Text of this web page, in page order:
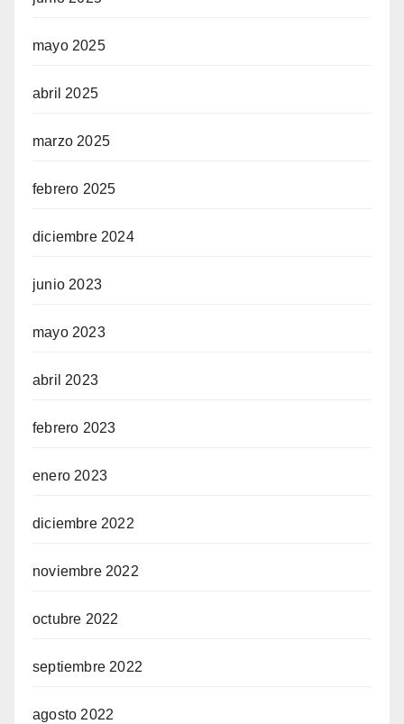
mayo 2025
abril 2025
marzo 2025
febrero 2025
diciembre 2024
junio 2023
mayo 2023
abril 2023
febrero 2023
enero 2023
diciembre 2022
noviembre 2022
octubre 2022
septiembre 2022
agosto 2022